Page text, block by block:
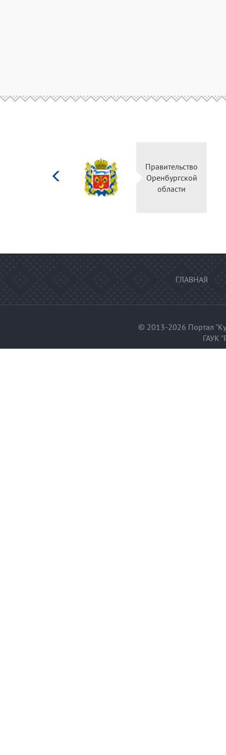
Правительство
Оренбургской
области
ГЛАВНАЯ
© 2013-2026 Портал
ГАУК